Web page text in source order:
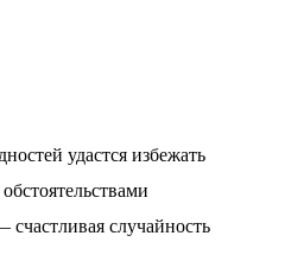
удастся избежать
случайность